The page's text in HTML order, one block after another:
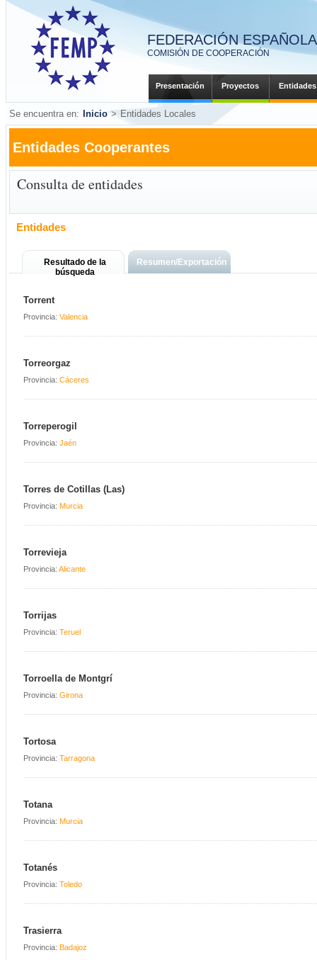
FEDERACIÓN
COMISIÓN DE COOPERACIÓN
Presentación Proyectos Entidades
Se encuentra en: Inicio > Entidades Locales
Entidades Cooperantes
Consulta de entidades
Entidades
Resultado de la
búsqueda
Resumen/Exportación
Torrent
Provincia: Valencia
Torreorgaz
Provincia: Cáceres
Torreperogil
Provincia: Jaén
Torres de Cotillas (Las)
Provincia: Murcia
Torrevieja
Provincia: Alicante
Torrijas
Provincia: Teruel
Torroella de Montgrí
Provincia: Girona
Tortosa
Provincia: Tarragona
Totana
Provincia: Murcia
Totanés
Provincia: Toledo
Trasierra
Provincia: Badajoz